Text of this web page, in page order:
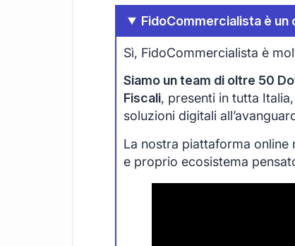
FidoCommercialista è
Sì, FidoCommercialista è
Siamo un team di oltre 50
Fiscali, presenti in tutta
soluzioni digitali
La nostra piattaforma
e proprio ecosistema